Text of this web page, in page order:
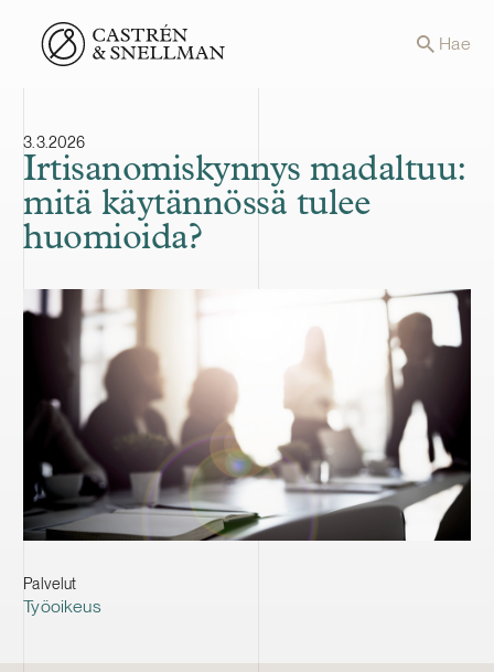
Front page Hae
3.3.2026
Irtisanomiskynnys madaltuu:
mitä käytännössä tulee
huomioida?
Palvelut
Työoikeus